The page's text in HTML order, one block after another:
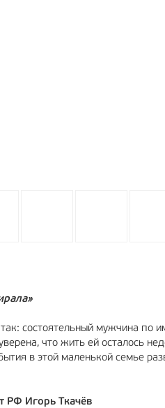
состоятельный мужчина по
что жить ей осталось
в этой маленькой семье
РФ Игорь Ткачёв